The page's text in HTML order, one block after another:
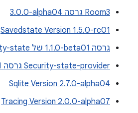
Room3 גרסה ‎3.0.0-alpha04
Savedstate Version 1.5.0-rc01
גרסה ‎1.1.0-beta01 של Security-state
Security-state-provider גרסה ‎1.0.0-beta01
Sqlite Version 2.7.0-alpha04
Tracing Version 2.0.0-alpha07